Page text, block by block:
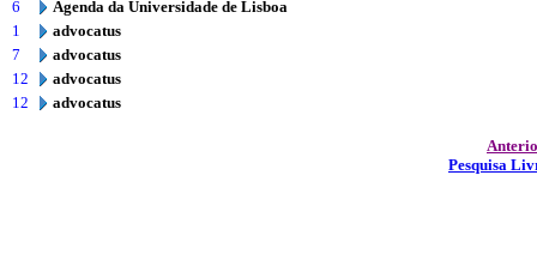
6
Agenda da Universidade de Lisboa
1
advocatus
7
advocatus
12
advocatus
12
advocatus
Pesquisa